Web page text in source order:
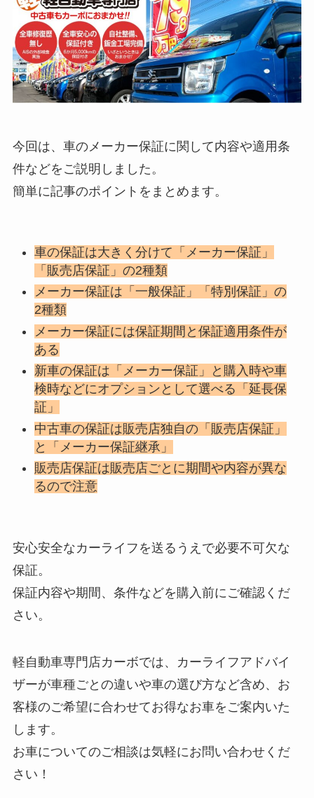
今回は、車のメーカー保証に関して内容や適用条
件などをご説明しました。
簡単に記事のポイントをまとめます。
車の保証は大きく分けて「メーカー保証」
「販売店保証」の2種類
メーカー保証は「一般保証」「特別保証」の
2種類
メーカー保証には保証期間と保証適用条件が
ある
新車の保証は「メーカー保証」と購入時や車
検時などにオプションとして選べる「延長保
証」
中古車の保証は販売店独自の「販売店保証」
と「メーカー保証継承」
販売店保証は販売店ごとに期間や内容が異な
るので注意
安心安全なカーライフを送るうえで必要不可欠な
保証。
保証内容や期間、条件などを購入前にご確認くだ
さい。
軽自動車専門店カーボでは、カーライフアドバイ
ザーが車種ごとの違いや車の選び方など含め、お
客様のご希望に合わせてお得なお車をご案内いた
します。
お車についてのご相談は気軽にお問い合わせくだ
さい！